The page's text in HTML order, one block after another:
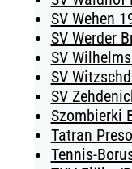
SV Wehen
SV Werder
SV
SV
SV
Szombierki
Tatran
Tennis-